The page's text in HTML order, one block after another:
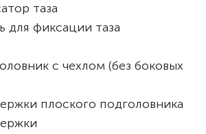
таза
для фиксации таза
с чехлом (без боковых
плоского подголовника